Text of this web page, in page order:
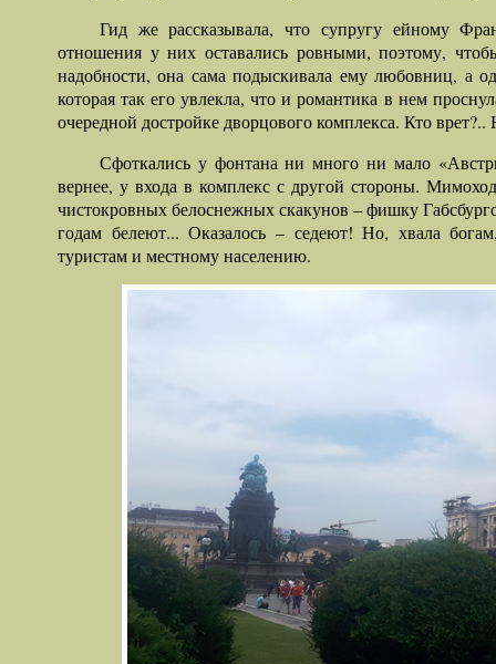
Гид же рассказывала, что супругу ейному
отношения у них оставались ровными, поэтому,
надобности, она сама подыскивала ему любовниц, а
которая так его увлекла, что и романтика в нем
очередной достройке дворцового комплекса. Кто врет?..
Сфоткались у фонтана ни много ни мало
вернее, у входа в комплекс с другой стороны.
чистокровных белоснежных скакунов – фишку
годам белеют... Оказалось – седеют! Но, хвала
туристам и местному населению.